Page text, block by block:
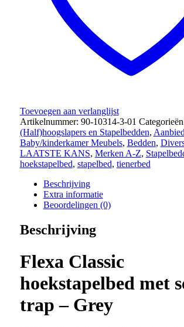
Toevoegen aan verlanglijst
Artikelnummer: 90-10314-3-01
(Half)hoogslapers en Stapelbedden,
Baby/kinderkamer Meubels, Bedden,
LAATSTE KANS, Merken A-Z,
hoekstapelbed, stapelbed, tienerbed
Beschrijving
Extra informatie
Beoordelingen (0)
Beschrijving
Flexa Classic
hoekstapelbed met
trap – Grey